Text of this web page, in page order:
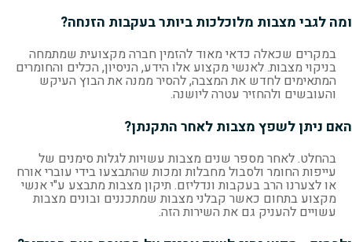
ומה לגבי מצבות מלוכלכות ביותר בעקבות הזנחה?
במקרים שכאלה כדאי מאוד להזמין חברה מקצועית שמתמחה
בניקוי מצבות. לאנשי מקצוע אלו הידע, הניסיון, הכלים והחומרים
המתאימים לחדש את המצבה, להסיר ממנה את הבוץ העיקש
והעובשים ולהחזיר עטרה ליושנה.
האם ניתן לשפץ מצבות לאחר התקנתן?
בהחלט. לאחר מספר שנים מצבות עשויות לגלות סימנים של
עייפות החומר ולסבול מחבלות ומכות שהתבצעו בידי עוברי אורח
או לצערנו הרב בעקבות ונדליזם. תיקון מצבות מתבצע ע"י אנשי
מקצוע בתחום כאשר קבלני מצבות שמתכננים ובונים מצבות
עשויים להעניק גם את השירות הזה.